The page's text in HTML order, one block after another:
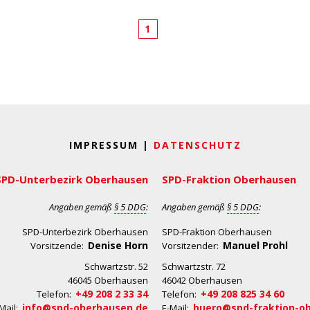
1
IMPRESSUM | DATENSCHUTZ
Unterbezirk Oberhausen
Angaben gemäß § 5 DDG:
SPD-Unterbezirk Oberhausen
Vorsitzende: Denise Horn
Schwartzstr. 52
46045 Oberhausen
Telefon: +49 208 2 33 34
SPD-Fraktion Oberhausen
Angaben gemäß § 5 DDG:
SPD-Fraktion Oberhausen
Vorsitzender: Manuel Prohl
Schwartzstr. 72
46042 Oberhausen
Telefon: +49 208 825 34 60